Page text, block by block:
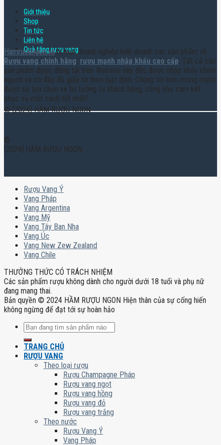
Giới thiệu
Shop
Tin tức
Liên hệ
Quà tặng rượu vang
Hamruoungon.vnlà một doanh nghiệp kinh doanh các sản phẩm về
Rượu vang chính hãng, rượu mạnh nhập khẩu cao cấp. Tất cả các
sản phẩm được đăng tải trên Website này đều được nhập khẩu chính
ngạch và có đầy đủ giấy tờ theo luật định. Chúng tôi luôn mong muốn
được sự lựa chọn và tin tưởng từ khách hàng, cũng như cam kết
phục vụ một cách tốt nhất!
© [2024] HẦM RƯỢU NGON
©
[2024] HẦM RƯỢU NGON
Rượu Vang Ý
Vang Pháp
Vang Argentina
Vang Mỹ
Vang Tây Ban Nha
Vang Úc
Vang New Zew Zealand
Vang Chile
THƯỞNG THỨC CÓ TRÁCH NHIỆM
Các sản phẩm rượu không dành cho người dưới 18 tuổi và phụ nữ
đang mang thai.
Bản quyền © 2024 HẦM RƯỢU NGON Hiện thân của sự cống hiến
không ngừng để đạt tới sự hoàn hảo
Tìm
TRANG CHỦ
RƯỢU VANG
Theo loại rượu
Rượu Champagne Pháp
Rượu vang ngọt
Rượu vang hồng
Rượu vang đỏ
Rượu vang trắng
Theo nước
Rượu Vang Ý
Vang Pháp